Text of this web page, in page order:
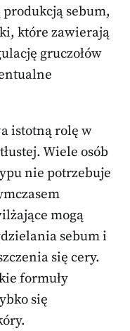
sebum,
które zawierają
gruczołów
istotną rolę w
Wiele osób
nie potrzebuje
mogą
sebum i
się cery.
formuły
się